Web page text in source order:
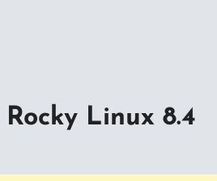
Linux 8.4